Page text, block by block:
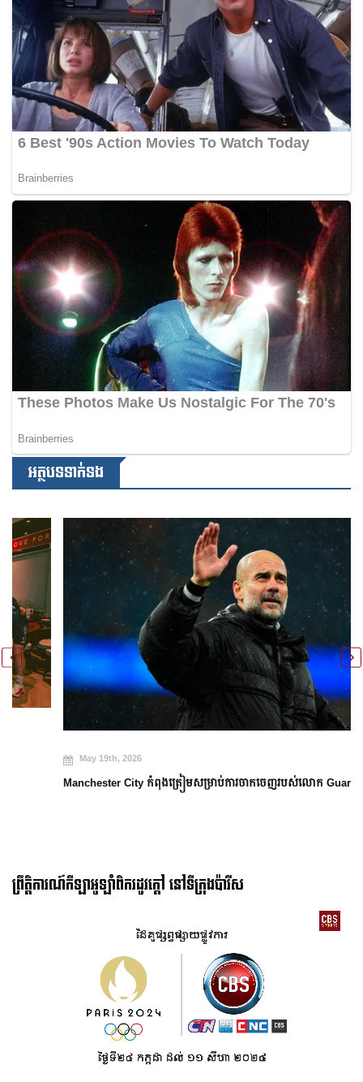
អត្ថបទទាក់ទង
May 19th, 2026
Manchester City កំពុងត្រៀមសម្រាប់ការចាកចេញរបស់លោក Guardiola
ព្រឹត្តិការណ៍កីឡាអូឡាំពិករដូវក្ដៅ នៅទីក្រុងប៉ារីស